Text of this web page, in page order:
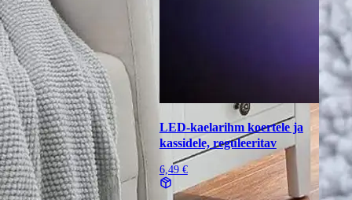
LED-kaelarihm koertele ja
kassidele, reguleeritav
6,49 €